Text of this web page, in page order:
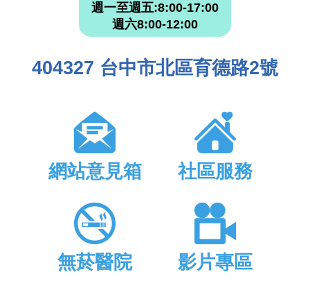
週一至週五:8:00-17:00
週六8:00-12:00
404327 台中市北區育德路2號
網站意見箱 社區服務
無菸醫院 影片專區